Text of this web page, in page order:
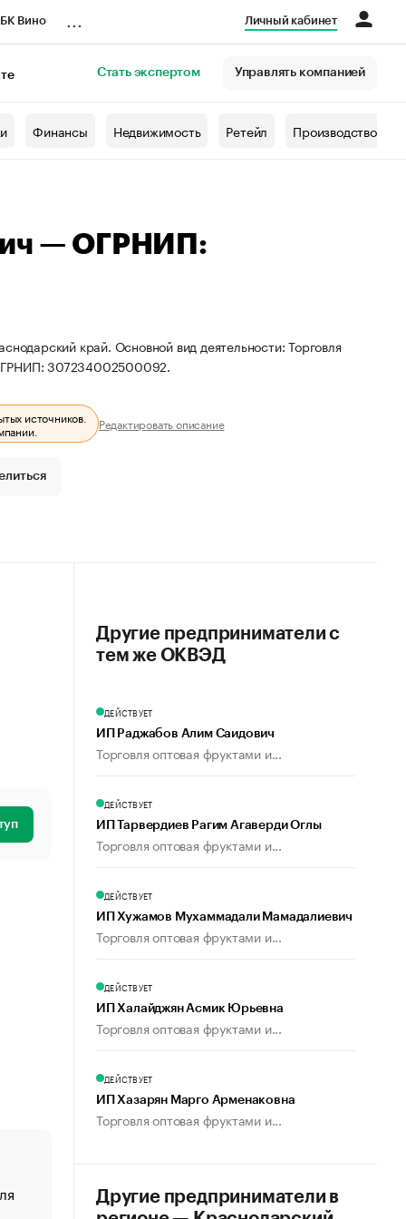
Вино Личный кабинет
Стать экспертом Управлять компанией
Финансы Недвижимость Ретейл Производство
— ОГРНИП:
край. Основной вид деятельности: Торговля
307234002500092.
источников.
Редактировать описание
«От спорта тело стареет иначе». Как живет глава
создавшей GTA
Другие предприниматели с
тем же ОКВЭД
ДЕЙСТВУЕТ
ИП Раджабов Алим Саидович
Торговля оптовая фруктами и...
ДЕЙСТВУЕТ
ИП Тарвердиев Рагим Агаверди Оглы
Торговля оптовая фруктами и...
ДЕЙСТВУЕТ
ИП Хужамов Мухаммадали Мамадалиевич
Торговля оптовая фруктами и...
ДЕЙСТВУЕТ
ИП Халайджян Асмик Юрьевна
Торговля оптовая фруктами и...
ДЕЙСТВУЕТ
ИП Хазарян Марго Арменаковна
Торговля оптовая фруктами и...
Другие предприниматели в